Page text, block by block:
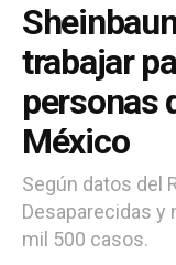
trabajar
personas
México
Según datos del
Desaparecidas y
mil 500 casos.